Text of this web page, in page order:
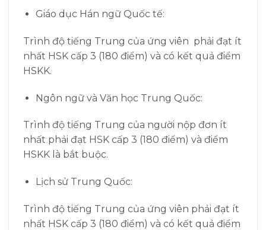
Giáo dục Hán ngữ Quốc tế:
Trình độ tiếng Trung của ứng viên phải đạt ít
nhất HSK cấp 3 (180 điểm) và có kết quả điểm
HSKK.
Ngôn ngữ và Văn học Trung Quốc:
Trình độ tiếng Trung của người nộp đơn ít
nhất phải đạt HSK cấp 3 (180 điểm) và điểm
HSKK là bắt buộc.
Lịch sử Trung Quốc:
Trình độ tiếng Trung của ứng viên phải đạt ít
nhất HSK cấp 3 (180 điểm) và có kết quả điểm